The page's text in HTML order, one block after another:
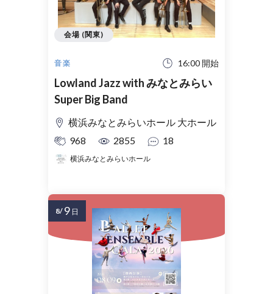
音楽 16:00 開始
Lowland Jazz with みなとみらい
Super Big Band
横浜みなとみらいホール 大ホール
968
2855 18
横浜みなとみらいホール
会場 (関東)
8/ 9 日